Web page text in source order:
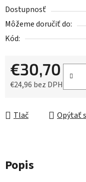
Dostupnosť
Môžeme doručiť do:
Kód:
€30,70
€24,96 bez DPH
Tlač Opýtať
Popis